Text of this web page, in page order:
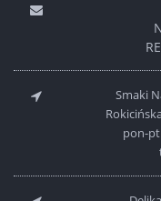
Smaki
pon-